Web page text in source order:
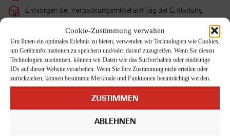
Cookie-Zustimmung verwalten
Um Ihnen ein optimales Erlebnis zu bieten, verwenden wir Technologien wie Cookies,
um Geräteinformationen zu speichern und/oder darauf zuzugreifen. Wenn Sie diesen
Technologien zustimmen, können wir Daten wie das Surfverhalten oder eindeutige
IDs auf dieser Website verarbeiten. Wenn Sie Ihre Zustimmung nicht erteilen oder
zurückziehen, können bestimmte Merkmale und Funktionen beeinträchtigt werden.
ZUSTIMMEN
ABLEHNEN
Entsorgen der Verpackungsmittel am Tag der Entladung
Auspackarbeiten der Kartons auf Wunsch - wird gesondert
nach Aufwand abgerechnet
Terminalabfertigungsgebühren am Zielort
Rückführung des leeren Containers zum Hafen/Terminal
Die Koch Umzugslogistik GmbH bietet sowohl umfassende
Leistungspakete als auch einzeln buchbare Umzugsservices für
Zusatzleistungen je nach Bedarf zur Verfügung.